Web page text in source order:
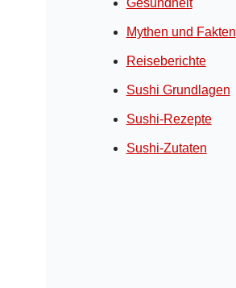
Gesundheit
Mythen und Fakten
Reiseberichte
Sushi Grundlagen
Sushi-Rezepte
Sushi-Zutaten